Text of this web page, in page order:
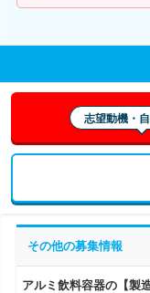
志望動機・
その他の募集情報
アルミ飲料容器の【